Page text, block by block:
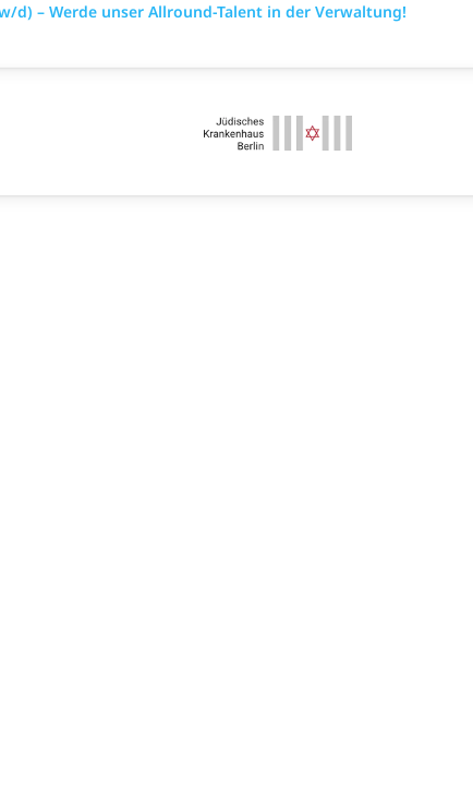
– Werde unser Allround-Talent in der Verwaltung!